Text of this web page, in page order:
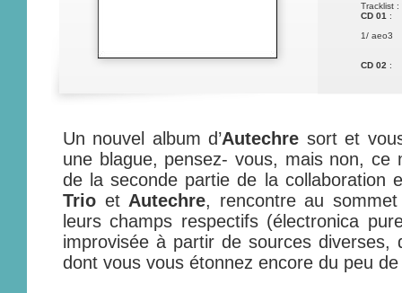
Tracklist :
CD 01 :
1/ aeo3
CD 02 :
Un nouvel album d’Autechre sort et
une blague, pensez- vous, mais non, ce
de la seconde partie de la collaboration
Trio et Autechre, rencontre au
leurs champs respectifs (électronica
improvisée à partir de sources diverses,
dont vous vous étonnez encore du peu